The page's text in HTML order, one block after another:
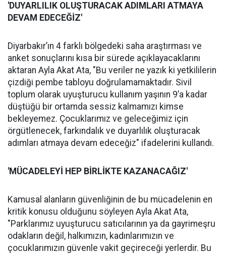
'DUYARLILIK OLUŞTURACAK ADIMLARI ATMAYA
DEVAM EDECEĞİZ'
Diyarbakır’ın 4 farklı bölgedeki saha araştırması ve
anket sonuçlarını kısa bir sürede açıklayacaklarını
aktaran Ayla Akat Ata, "Bu veriler ne yazık ki yetkililerin
çizdiği pembe tabloyu doğrulamamaktadır. Sivil
toplum olarak uyuşturucu kullanım yaşının 9’a kadar
düştüğü bir ortamda sessiz kalmamızı kimse
bekleyemez. Çocuklarımız ve geleceğimiz için
örgütlenecek, farkındalık ve duyarlılık oluşturacak
adımları atmaya devam edeceğiz" ifadelerini kullandı.
'MÜCADELEYİ HEP Bİ RLİ KTE KAZANACAĞ IZ'
Kamusal alanların güvenliğinin de bu mücadelenin en
kritik konusu olduğunu söyleyen Ayla Akat Ata,
"Parklarımız uyuşturucu satıcılarının ya da gayrimeşru
odakların değil, halkımızın, kadınlarımızın ve
çocuklarımızın güvenle vakit geçireceği yerlerdir. Bu